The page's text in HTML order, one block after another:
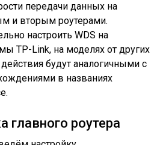
передачи данных на
и вторым роутерами.
настроить WDS на
TP-Link, на моделях от других
будут аналогичными с
в названиях
главного роутера